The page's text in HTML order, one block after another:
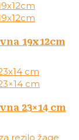
19x12cm
23×14 cm